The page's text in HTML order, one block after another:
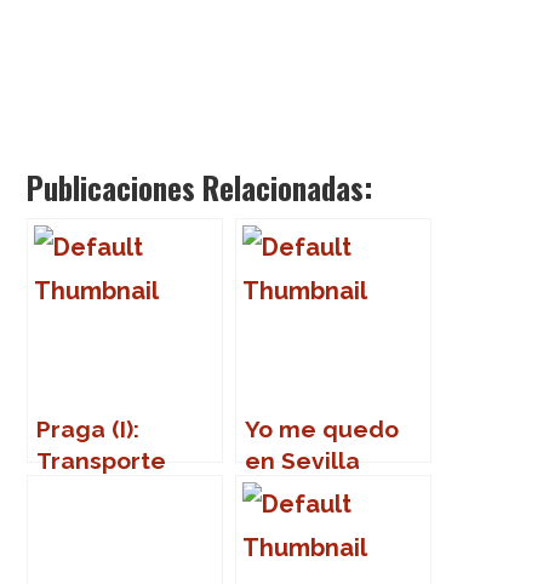
Publicaciones Relacionadas:
Praga (I):
Transporte
Yo me quedo
en Sevilla